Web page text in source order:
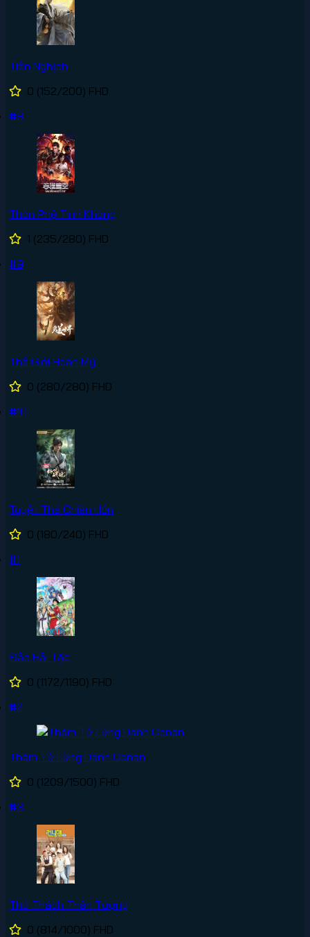
Tiên Nghịch
0 (152/200) FHD
#8
Thôn Phệ Tinh Không
1 (235/280) FHD
#9
Thế Giới Hoàn Mỹ
0 (280/280) FHD
#10
Tuyệt Thế Chiến Hồn
0 (180/240) FHD
#1
Đảo Hải Tặc
0 (1172/1190) FHD
#2
Thám Tử Lừng Danh Conan
0 (1209/1500) FHD
#3
Thử Thách Thần Tượng
0 (814/1000) FHD